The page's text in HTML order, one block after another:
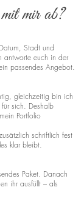
mir ab?
Stadt und
antworte euch in der
passendes Angebot.
gleichzeitig bin ich
sich. Deshalb
Portfolio
schriftlich fest
klar bleibt.
Paket. Danach
ihr ausfüllt – als